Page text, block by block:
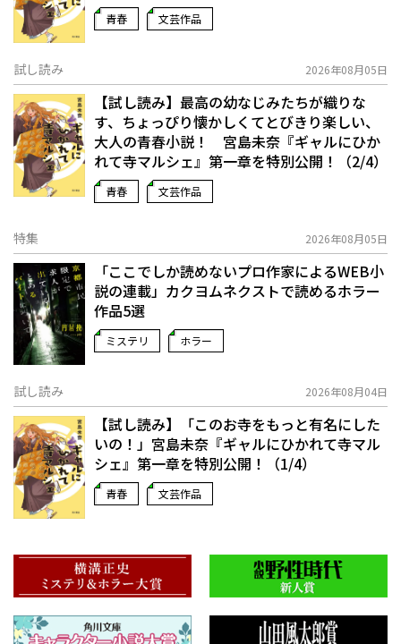
青春 文芸作品
試し読み 2026年08月05日
【試し読み】最高の幼なじみたちが織りな
す、ちょっぴり懐かしくてとびきり楽しい、
大人の青春小説！ 宮島未奈『ギャルにひか
れて寺マルシェ』第一章を特別公開！（2/4）
青春 文芸作品
特集 2026年08月05日
「ここでしか読めないプロ作家によるWEB小
説の連載」――カクヨムネクストで読めるホラー
作品5選
ミステリ ホラー
試し読み 2026年08月04日
【試し読み】「このお寺をもっと有名にした
いの！」宮島未奈『ギャルにひかれて寺マル
シェ』第一章を特別公開！（1/4）
青春 文芸作品